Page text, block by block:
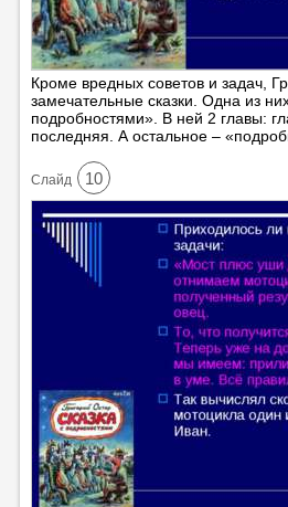
Кроме вредных советов и задач,
замечательные сказки. Одна из
подробностями». В ней 2 главы:
последняя. А остальное –
Cлайд 10